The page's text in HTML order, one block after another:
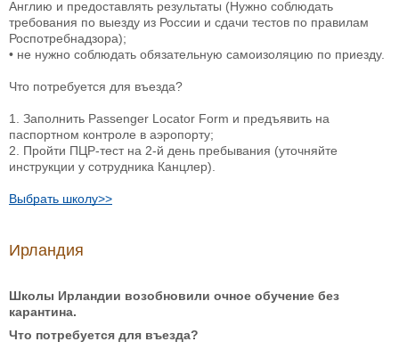
Англию и предоставлять результаты (Нужно соблюдать
требования по выезду из России и сдачи тестов по правилам
Роспотребнадзора);
• не нужно соблюдать обязательную самоизоляцию по приезду.
Что потребуется для въезда?
1. Заполнить Passenger Locator Form и предъявить на
паспортном контроле в аэропорту;
2. Пройти ПЦР-тест на 2-й день пребывания (уточняйте
инструкции у сотрудника Канцлер).
Выбрать школу>>
Ирландия
Школы Ирландии возобновили очное обучение без
карантина.
Что потребуется для въезда?